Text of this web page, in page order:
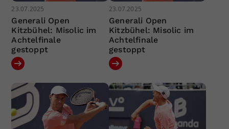
23.07.2025
Generali Open
Kitzbühel: Misolic im
Achtelfinale
gestoppt
23.07.2025
Generali Open
Kitzbühel: Misolic im
Achtelfinale
gestoppt